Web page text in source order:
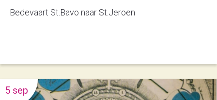
Bedevaart St.Bavo naar St.Jeroen
5 sep